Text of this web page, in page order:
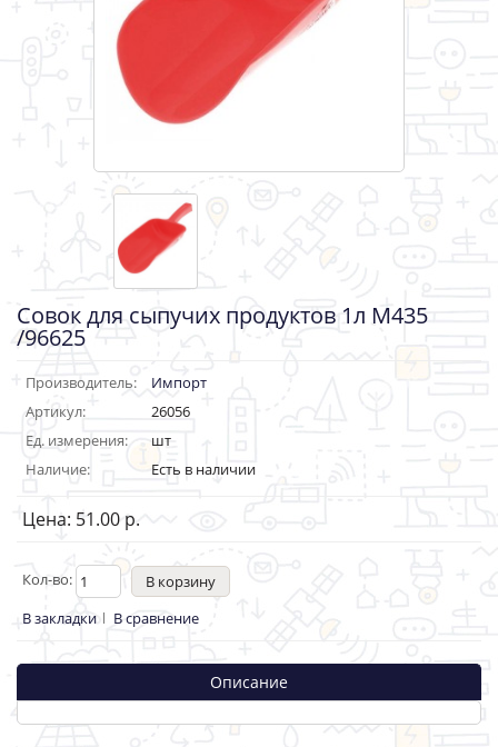
Совок для сыпучих продуктов 1л М435
/96625
Производитель:
Импорт
Артикул:
26056
Ед. измерения:
шт
Наличие:
Есть в наличии
Цена: 51.00 р.
Кол-во:
В закладки
В сравнение
Описание